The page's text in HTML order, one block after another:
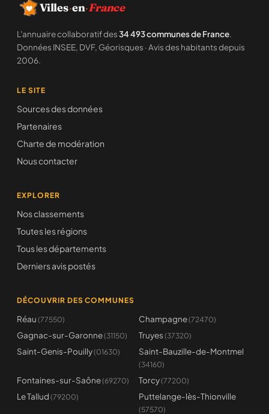
Villes·en·France
L'annuaire collaboratif des34 493 communes de France.
Données INSEE, DVF, Géorisques · Avis des habitants depuis
2006.
LE SITE
Sources des données
Partenaires
Charte de modération
Nous contacter
EXPLORER
Nos classements
Toutes les régions
Tous les départements
Derniers avis postés
DÉCOUVRIR DES COMMUNES
Réau (77550) Champagne(72470)
Gagnac-sur-Garonne(31150) Truyes (37320)
Saint-Genis-Pouilly(01630) Saint-Bauzille-de-Montmel
(34160)
Fontaines-sur-Saône(69270) Torcy(77200)
Le Tallud (79200) Puttelange-lès-Thionville
(57570)